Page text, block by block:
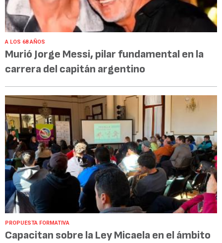
A LOS 68 AÑOS
Murió Jorge Messi, pilar fundamental en la
carrera del capitán argentino
PROPUESTA FORMATIVA
Capacitan sobre la Ley Micaela en el ámbito